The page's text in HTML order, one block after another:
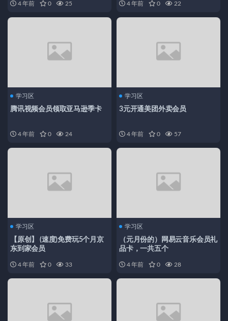
4 年前 0 25 4 年前 0 22
学习区
腾讯视频会员领取亚马逊季卡
4 年前 0 24
学习区
3元开通美团外卖会员
4 年前 0 57
学习区
【原创】 (速度)免费玩5个月京
东到家会员
4 年前 0 33
学习区
（元月份的）网易云音乐会员礼
品卡，一共五个
4 年前 0 28